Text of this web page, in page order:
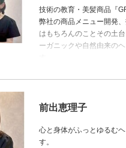
技術の教育・美髪商品『
弊社の商品メニュー開発
はもちろんのことその土
ーガニックや自然由来の
[スタイリスト歴] 20年以
[得意な技術]
の アーユルヴェーダ でも
[趣味・マイブーム]
前出恵理子
心と身体がふっとゆるむ
す。